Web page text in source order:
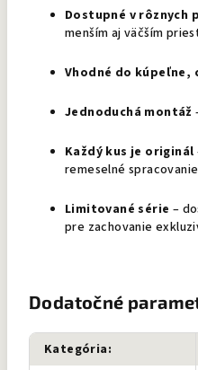
Dostupné v rôznych
menším aj väčším
Vhodné do kúpeľne,
Jednoduchá montáž
Každý kus je originál
remeselné spracovanie
Limitované série –
pre zachovanie
Dodatočné
Kategória: